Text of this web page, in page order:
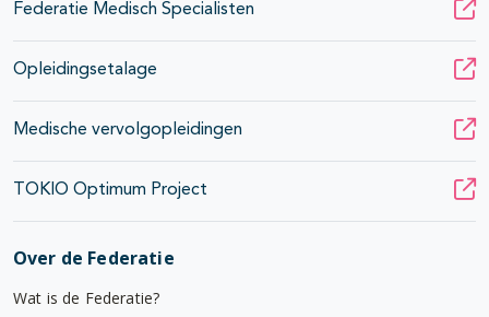
Federatie Medisch Specialisten
Opleidingsetalage
Medische vervolgopleidingen
TOKIO Optimum Project
Over de Federatie
Wat is de Federatie?